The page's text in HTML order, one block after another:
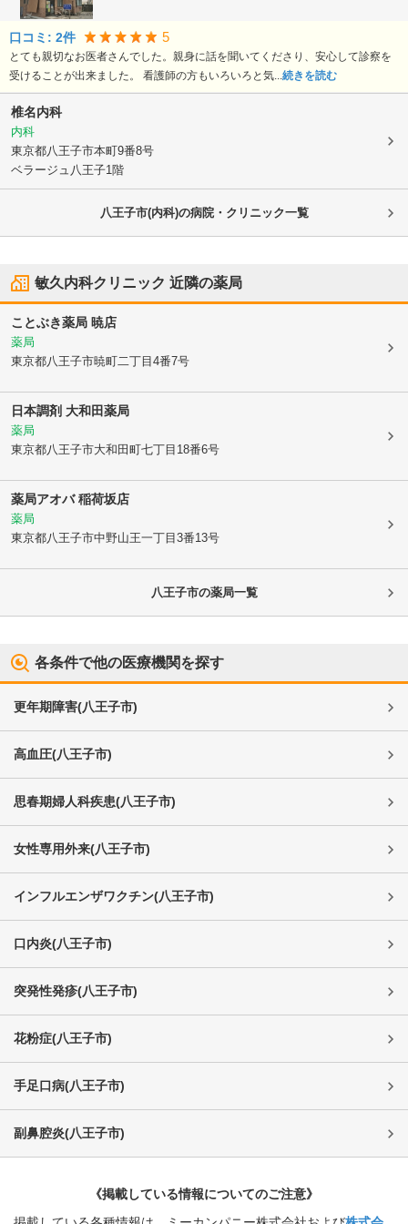
口コミ: 2件 5
とても親切なお医者さんでした。親身に話を聞いてくださり、安心して診察を
受けることが出来ました。 看護師の方もいろいろと気...続きを読む
椎名内科
内科
東京都八王子市本町9番8号
ベラージュ八王子1階
八王子市(内科)の病院・クリニック一覧
敏久内科クリニック 近隣の薬局
ことぶき薬局 暁店
薬局
東京都八王子市暁町二丁目4番7号
日本調剤 大和田薬局
薬局
東京都八王子市大和田町七丁目18番6号
薬局アオバ 稲荷坂店
薬局
東京都八王子市中野山王一丁目3番13号
八王子市の薬局一覧
各条件で他の医療機関を探す
更年期障害(八王子市)
高血圧(八王子市)
思春期婦人科疾患(八王子市)
女性専用外来(八王子市)
インフルエンザワクチン(八王子市)
口内炎(八王子市)
突発性発疹(八王子市)
花粉症(八王子市)
手足口病(八王子市)
副鼻腔炎(八王子市)
《掲載している情報についてのご注意》